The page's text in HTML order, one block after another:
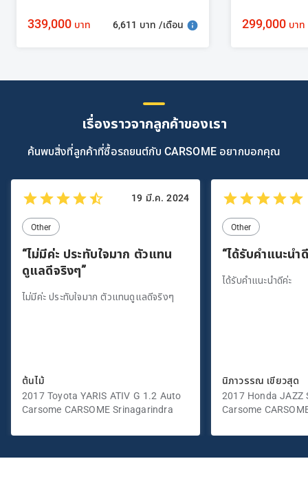
339,000 บาท 6,611 บาท /เดือน 299,000 บาท
เรื่องราวจากลูกค้าของเรา
ค้นพบสิ่งที่ลูกค้าที่ซื้อรถยนต์กับ CARSOME อยากบอกคุณ
19 มี.ค. 2024
Other
“ไม่มีค่ะ ประทับใจมาก ตัวแทน
ดูแลดีจริงๆ”
ไม่มีค่ะ ประทับใจมาก ตัวแทนดูแลดีจริงๆ
ต้นไม้
2017 Toyota YARIS ATIV G 1.2 Auto
Carsome CARSOME Srinagarindra
Other
“ได้รับคำแนะนำ
ได้รับคำแนะนำดีค่ะ
นิภาวรรณ เขียวสุด
2017 Honda JAZZ
Carsome